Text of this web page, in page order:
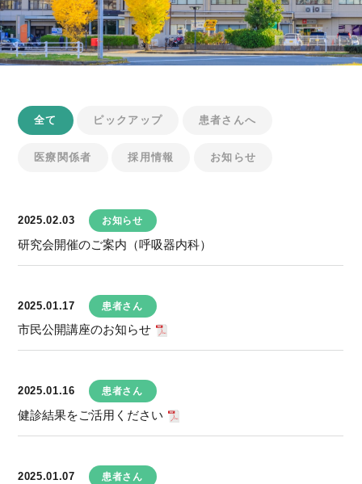
全て ピックアップ 患者さんへ
医療関係者 採用情報 お知らせ
2025.02.03 お知らせ
研究会開催のご案内（呼吸器内科）
2025.01.17 患者さん
市民公開講座のお知らせ
2025.01.16 患者さん
健診結果をご活用ください
2025.01.07 患者さん